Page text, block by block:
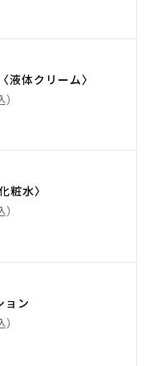
液体クリーム〉
粧水〉
ョン